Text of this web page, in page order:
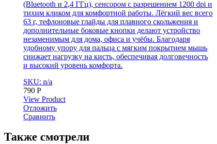
(Bluetooth и 2,4 ГГц), сенсором с разрешением 1200 dpi и
тихим кликом для комфортной работы. Лёгкий вес всего
63 г, тефлоновые глайды для плавного скольжения и
дополнительные боковые кнопки делают устройство
незаменимым для дома, офиса и учёбы. Благодаря
удобному упору для пальца с мягким покрытием мышь
снижает нагрузку на кисть, обеспечивая долговечность
и высокий уровень комфорта.
SKU: n/a
790 Р
View Product
Отложить
Сравнить
Также смотрели